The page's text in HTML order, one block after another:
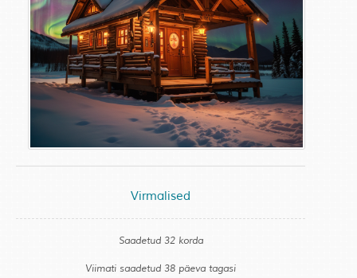
Virmalised
Saadetud 32 korda
Viimati saadetud 38 päeva tagasi